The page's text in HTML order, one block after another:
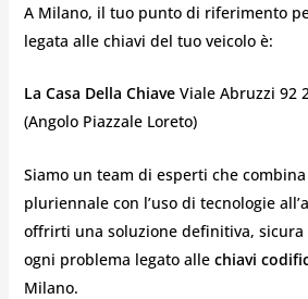
A Milano, il tuo punto di riferimento
legata alle chiavi del tuo veicolo è:
La Casa Della ChiaveViale Abruzzi 92
(Angolo Piazzale Loreto)
Siamo un team di esperti che combina
pluriennale con l’uso di tecnologie
offrirti una soluzione definitiva, sicura
ogni problema legato alle chiavi
Milano.